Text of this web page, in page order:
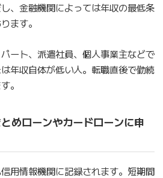
、金融機関によっては年収の最低条
ます。
ート、派遣社員、個人事業主などで
年収自体が低い人。転職直後で勤続
。
めローンやカードローンに申
用情報機関に記録されます。短期間